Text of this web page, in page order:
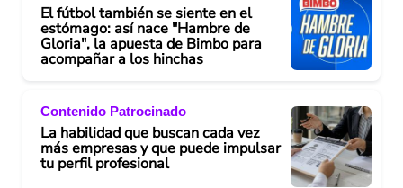
El fútbol también se siente en el
estómago: así nace "Hambre de
Gloria", la apuesta de Bimbo para
acompañar a los hinchas
Contenido Patrocinado
La habilidad que buscan cada vez
más empresas y que puede impulsar
tu perfil profesional